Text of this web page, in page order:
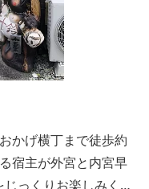
かげ横丁まで徒歩約
宿主が外宮と内宮早
っくりお楽しみく